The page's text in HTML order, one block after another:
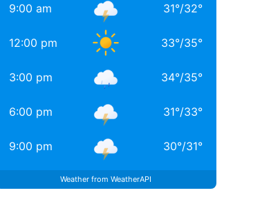
9:00 am 31°/32°
12:00 pm 33°/35°
3:00 pm 34°/35°
6:00 pm 31°/33°
9:00 pm 30°/31°
Weather from WeatherAPI